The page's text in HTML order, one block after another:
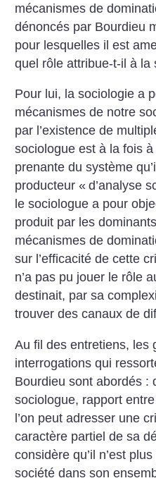
mécanismes de
dénoncés par Bourdieu
pour lesquelles il est
quel rôle attribue-t-il à la
Pour lui, la sociologie a
mécanismes de notre
par l’existence de
sociologue est à la fois à
prenante du système
producteur « d’analyse
le sociologue a pour
produit par les
mécanismes de
sur l’efficacité de cette
n’a pas pu jouer le rôle
destinait, par sa
trouver des canaux de
Au fil des entretiens, les
interrogations qui
Bourdieu sont abordés :
sociologue, rapport
l’on peut adresser une
caractère partiel de sa
considère qu’il n’est
société dans son